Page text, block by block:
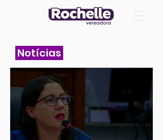
Notícias